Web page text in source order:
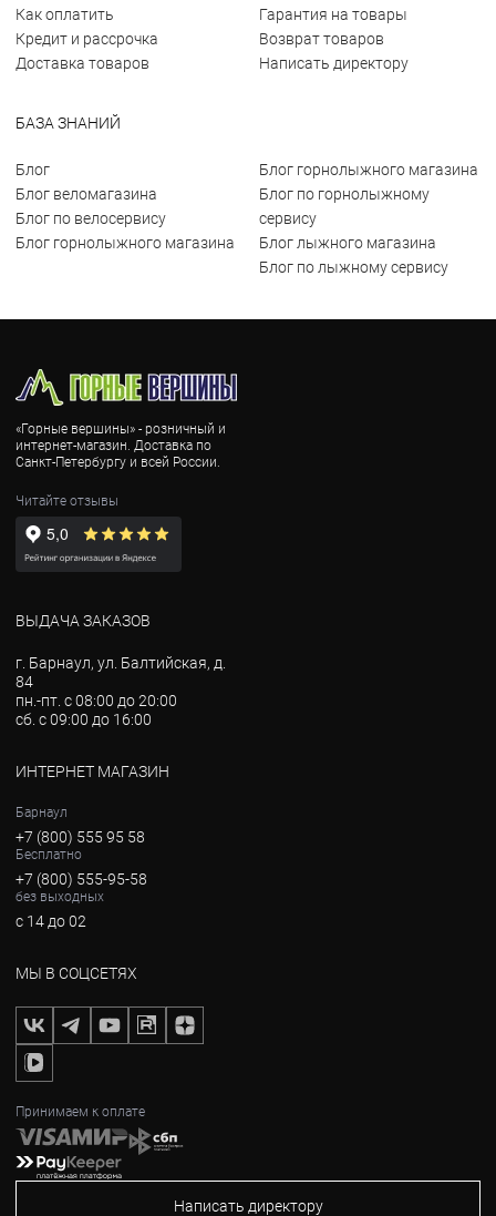
Как оплатить
Кредит и рассрочка
Доставка товаров
Гарантия на товары
Возврат товаров
Написать директору
БАЗА ЗНАНИЙ
Блог
Блог веломагазина
Блог по велосервису
Блог горнолыжного магазина
Блог горнолыжного магазина
Блог по горнолыжному
сервису
Блог лыжного магазина
Блог по лыжному сервису
«Горные вершины» - розничный и
интернет-магазин. Доставка по
Санкт-Петербургу и всей России.
Читайте отзывы
ВЫДАЧА ЗАКАЗОВ
г. Барнаул, ул. Балтийская, д.
84
пн.-пт. с 08:00 до 20:00
сб. с 09:00 до 16:00
ИНТЕРНЕТ МАГАЗИН
Барнаул
+7 (800) 555 95 58
Бесплатно
+7 (800) 555-95-58
без выходных
с 14 до 02
МЫ В СОЦСЕТЯХ
Принимаем к оплате
Написать директору